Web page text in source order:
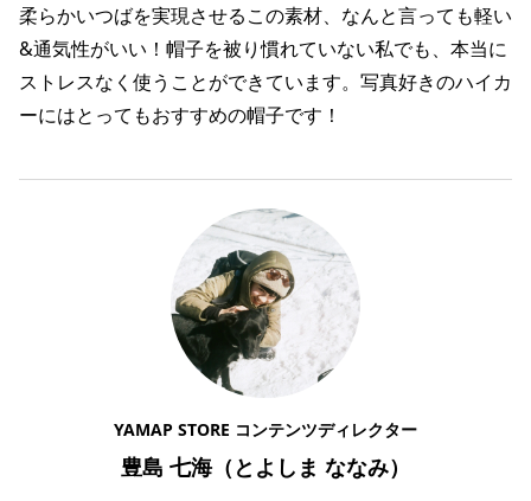
柔らかいつばを実現させるこの素材、なんと言っても軽い
&通気性がいい！帽子を被り慣れていない私でも、本当に
ストレスなく使うことができています。写真好きのハイカ
ーにはとってもおすすめの帽子です！
YAMAP STORE コンテンツディレクター
豊島 七海（とよしま ななみ）